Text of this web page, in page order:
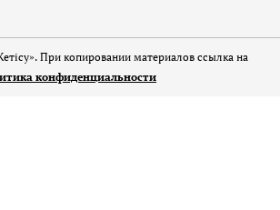
При копировании материалов ссылка на
конфиденциальности